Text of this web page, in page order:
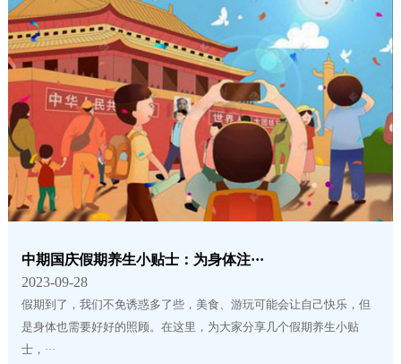
中期国庆假期养生小贴士：为身体注···
2023-09-28
假期到了，我们不免诱惑多了些，美食、游玩可能会让自己快乐，但
是身体也需要好好的照顾。在这里，为大家分享几个假期养生小贴
士，···